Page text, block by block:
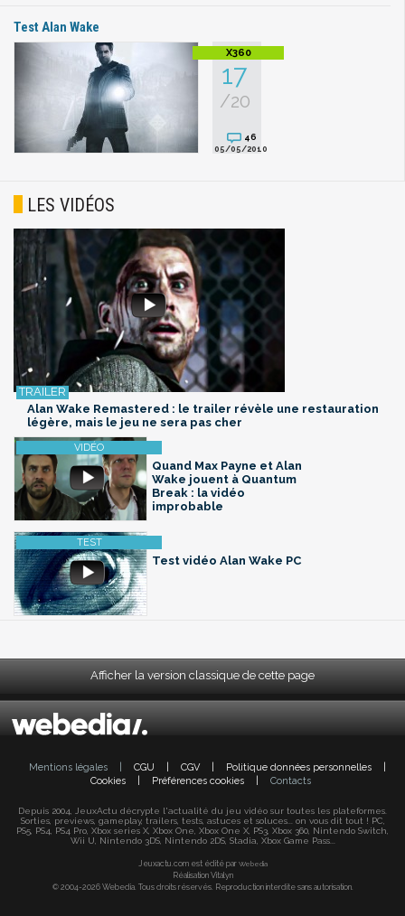
Test Alan Wake
17
/20
46
05/05/2010
LES VIDÉOS
Alan Wake Remastered : le trailer révèle une restauration
légère, mais le jeu ne sera pas cher
Quand Max Payne et Alan
Wake jouent à Quantum
Break : la vidéo
improbable
Test vidéo Alan Wake PC
Afficher la version classique de cette page
Mentions légales CGU CGV Politique données personnelles
Cookies
Préférences cookies Contacts
Depuis 2004, JeuxActu décrypte l'actualité du jeu vidéo sur toutes les plateformes.
Sorties, previews, gameplay, trailers, tests, astuces et soluces... on vous dit tout ! PC,
PS5, PS4, PS4 Pro, Xbox series X, Xbox One, Xbox One X, PS3, Xbox 360, Nintendo Switch,
Wii U, Nintendo 3DS, Nintendo 2DS, Stadia, Xbox Game Pass...
Jeuxactu.com est édité par Webedia
Réalisation Vitalyn
© 2004-2026 Webedia. Tous droits réservés. Reproduction interdite sans autorisation.